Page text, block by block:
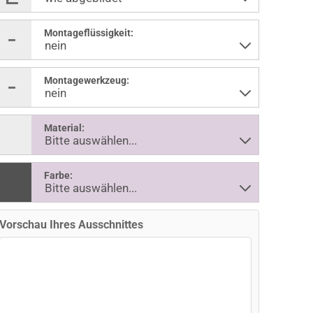
Montageflüssigkeit:
Montagewerkzeug:
Material:
Farbe:
Ihres Ausschnittes